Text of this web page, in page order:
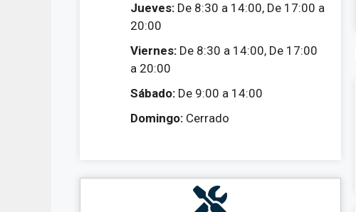
Jueves: De 8:30 a 14:00, De 17:00 a
20:00
Viernes: De 8:30 a 14:00, De 17:00
a 20:00
Sábado: De 9:00 a 14:00
Domingo: Cerrado